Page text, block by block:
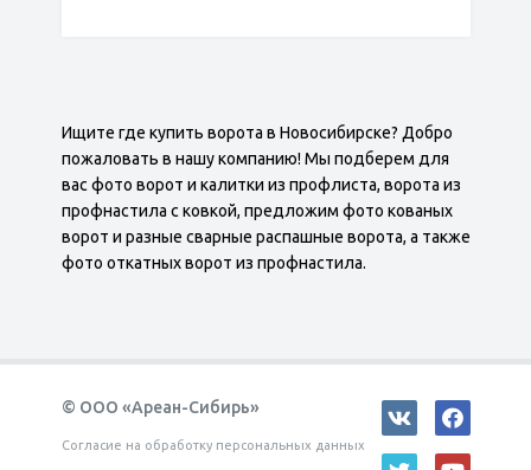
Ищите где купить ворота в Новосибирске? Добро
пожаловать в нашу компанию! Мы подберем для
вас фото ворот и калитки из профлиста, ворота из
профнастила с ковкой, предложим фото кованых
ворот и разные сварные распашные ворота, а также
фото откатных ворот из профнастила.
© ООО «Ареан-Сибирь»
Согласие на обработку персональных данных